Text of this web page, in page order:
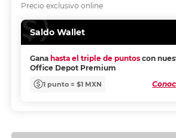
Precio exclusivo online
Saldo Wallet
Gana hasta el triple de puntos con
Office Depot Premium
1 punto = $1 MXN